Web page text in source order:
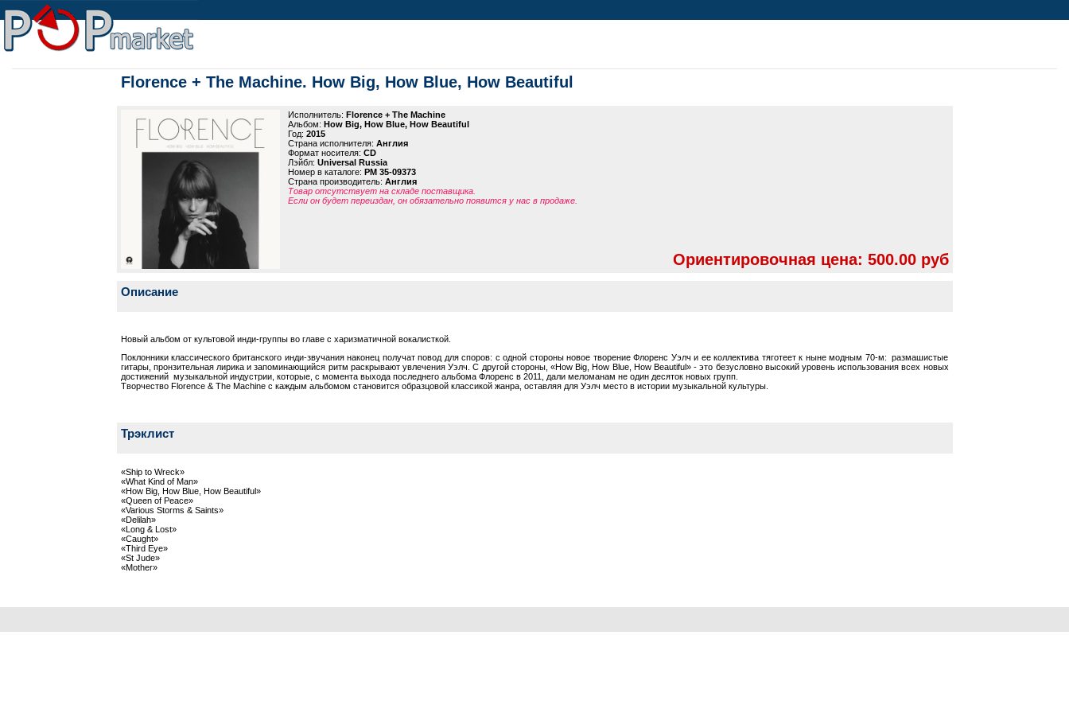
Florence + The Machine. How Big, How Blue, How Beautiful
Исполнитель: Florence + The Machine
Альбом: How Big, How Blue, How Beautiful
Год: 2015
Страна исполнителя: Англия
Формат носителя: CD
Лэйбл: Universal Russia
Номер в каталоге: PM 35-09373
Страна производитель: Англия
Товар отсутствует на складе поставщика.
Если он будет переиздан, он обязательно появится у нас в продаже.
Ориентировочная цена: 500.00 руб
Описание
Новый альбом от культовой инди-группы во главе с харизматичной вокалисткой.
Поклонники классического британского инди-звучания наконец получат повод для споров: с одной стороны новое творение Флоренс Уэлч и ее коллектива тяготеет к ныне модным 70-м: размашистые
гитары, пронзительная лирика и запоминающийся ритм раскрывают увлечения Уэлч. С другой стороны, «How Big, How Blue, How Beautiful» - это безусловно высокий уровень использования всех новых
достижений музыкальной индустрии, которые, с момента выхода последнего альбома Флоренс в 2011, дали меломанам не один десяток новых групп.
Творчество Florence & The Machine с каждым альбомом становится образцовой классикой жанра, оставляя для Уэлч место в истории музыкальной культуры.
Трэклист
«Ship to Wreck»
«What Kind of Man»
«How Big, How Blue, How Beautiful»
«Queen of Peace»
«Various Storms & Saints»
«Delilah»
«Long & Lost»
«Caught»
«Third Eye»
«St Jude»
«Mother»